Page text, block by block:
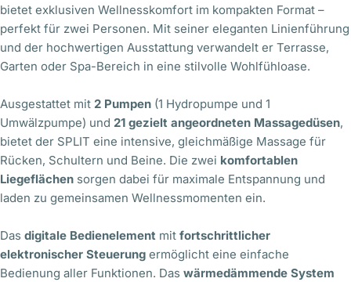
bietet exklusiven Wellnesskomfort im kompakten Format –
perfekt für zwei Personen. Mit seiner eleganten Linienführung
und der hochwertigen Ausstattung verwandelt er Terrasse,
Garten oder Spa-Bereich in eine stilvolle Wohlfühloase.
Ausgestattet mit 2 Pumpen (1 Hydropumpe und 1
Umwälzpumpe) und 21 gezielt angeordneten Massagedüsen,
bietet der SPLIT eine intensive, gleichmäßige Massage für
Rücken, Schultern und Beine. Die zwei komfortablen
Liegeflächen sorgen dabei für maximale Entspannung und
laden zu gemeinsamen Wellnessmomenten ein.
Das digitale Bedienelement mit fortschrittlicher
elektronischer Steuerung ermöglicht eine einfache
Bedienung aller Funktionen. Das wärmedämmende System